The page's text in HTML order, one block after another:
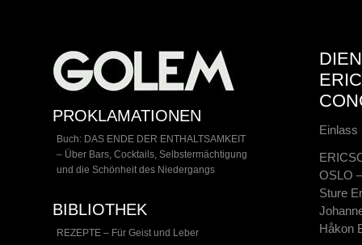
PROKLAMATIONEN
Buch: DAS ENDE DER ENTHALTSAMKEIT
– Über Bars, Cocktails, Selbstermächtigung
und die Schönheit des Niedergangs
BIBLIOTHEK
REZEPTE – Für Geist und Leber
Einlass
OSLO
Sture
Håkon